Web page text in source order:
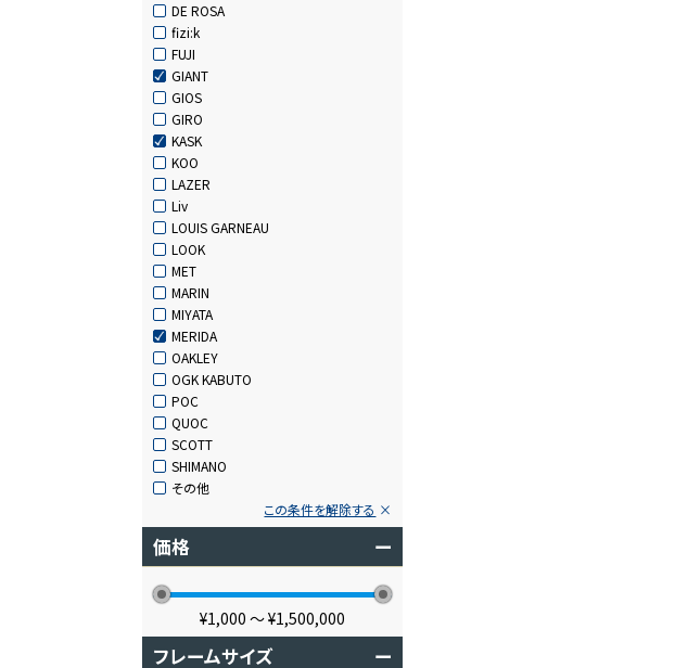
DE ROSA
fizi:k
FUJI
GIANT
GIOS
GIRO
KASK
KOO
LAZER
Liv
LOUIS GARNEAU
LOOK
MET
MARIN
MIYATA
MERIDA
OAKLEY
OGK KABUTO
POC
QUOC
SCOTT
SHIMANO
その他
この条件を解除する
価格 ー
¥1,000 〜¥1,500,000
フレームサイズ ー